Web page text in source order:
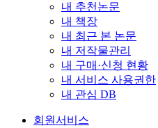
내 추천논문
내 책장
내 최근 본 논문
내 저작물관리
내 구매·신청 현황
내 서비스 사용권한
내 관심 DB
회원서비스